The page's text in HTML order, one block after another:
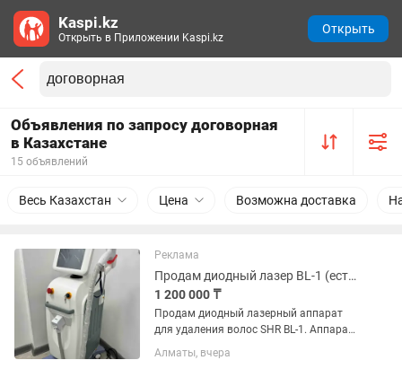
Объявления по запросу договорная
в Казахстане
15 объявлений
Весь Казахстан Цена Возможна доставка
Реклама
Продам диодный лазер BL-1 (есть рассрочка на 12 мес)
1 200 000 ₸
Продам диодный лазерный аппарат
для удаления волос SHR BL-1. Аппарат
в идеальном состоянии (новый)! Доход
до 2 млн тенге! Длина волны - 808hm;
Алматы, вчера
Kaspi.kz
Открыть в Приложении Kaspi.kz
Открыть